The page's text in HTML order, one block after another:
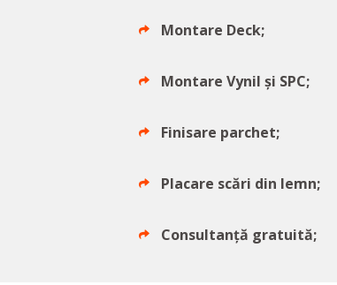
Montare Deck;
Montare Vynil și SPC;
Finisare parchet;
Placare scări din lemn;
Consultanță gratuită;